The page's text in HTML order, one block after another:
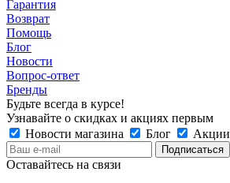
Гарантия
Возврат
Помощь
Блог
Новости
Вопрос-ответ
Бренды
Будьте всегда в курсе!
Узнавайте о скидках и акциях первым
Новости магазина
Блог Акции
Оставайтесь на связи